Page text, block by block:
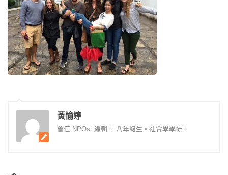
黃愉婷
曾任 NPOst 編輯。 八年級生。社會學學徒。